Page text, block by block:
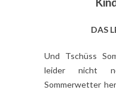
DAS
Und Tschüss
leider nicht
Sommerwetter